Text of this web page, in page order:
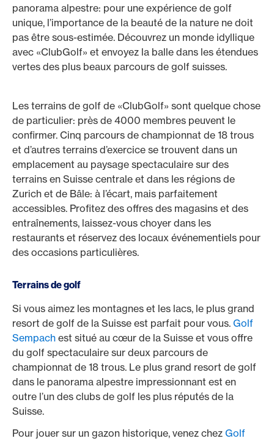
panorama alpestre: pour une expérience de golf
unique, l’importance de la beauté de la nature ne doit
pas être sous-estimée. Découvrez un monde idyllique
avec «ClubGolf» et envoyez la balle dans les étendues
vertes des plus beaux parcours de golf suisses.
Les terrains de golf de «ClubGolf» sont quelque chose
de particulier: près de 4000 membres peuvent le
confirmer. Cinq parcours de championnat de 18 trous
et d’autres terrains d’exercice se trouvent dans un
emplacement au paysage spectaculaire sur des
terrains en Suisse centrale et dans les régions de
Zurich et de Bâle: à l’écart, mais parfaitement
accessibles. Profitez des offres des magasins et des
entraînements, laissez-vous choyer dans les
restaurants et réservez des locaux événementiels pour
des occasions particulières.
Terrains de golf
Si vous aimez les montagnes et les lacs, le plus grand
resort de golf de la Suisse est parfait pour vous. Golf
Sempach est situé au cœur de la Suisse et vous offre
du golf spectaculaire sur deux parcours de
championnat de 18 trous. Le plus grand resort de golf
dans le panorama alpestre impressionnant est en
outre l’un des clubs de golf les plus réputés de la
Suisse.
Pour jouer sur un gazon historique, venez chez Golf